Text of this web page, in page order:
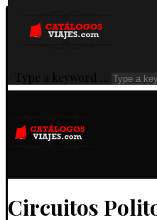
Type a keyword ...
Circuitos